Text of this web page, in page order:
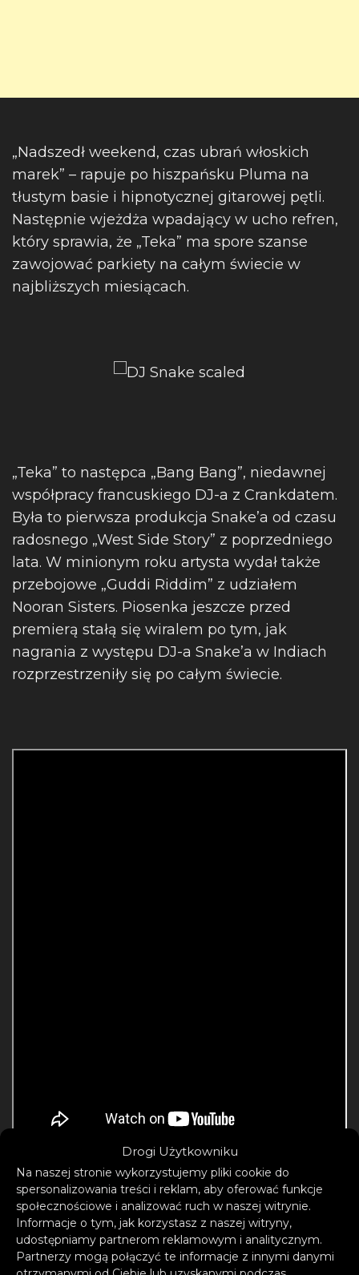
Drogi Użytkowniku
Na naszej stronie wykorzystujemy pliki cookie do
spersonalizowania treści i reklam, aby oferować funkcje
społecznościowe i analizować ruch w naszej witrynie.
Informacje o tym, jak korzystasz z naszej witryny,
udostępniamy partnerom reklamowym i analitycznym.
Partnerzy mogą połączyć te informacje z innymi danymi
„Nadszedł weekend, czas ubrań włoskich
marek” – rapuje po hiszpańsku Pluma na
tłustym basie i hipnotycznej gitarowej pętli.
Następnie wjeżdża wpadający w ucho refren,
który sprawia, że „Teka” ma spore szanse
zawojować parkiety na całym świecie w
najbliższych miesiącach.
„Teka” to następca „Bang Bang”, niedawnej
współpracy francuskiego DJ-a z Crankdatem.
Była to pierwsza produkcja Snake’a od czasu
radosnego „West Side Story” z poprzedniego
lata. W minionym roku artysta wydał także
przebojowe „Guddi Riddim” z udziałem
Nooran Sisters. Piosenka jeszcze przed
premierą stałą się wiralem po tym, jak
nagrania z występu DJ-a Snake’a w Indiach
rozprzestrzeniły się po całym świecie.
Żaden inny artysta nie uosabia koncepcji
globalnej muzyki tanecznej lepiej niż DJ
Snake, który w ciągu ostatniej dekady